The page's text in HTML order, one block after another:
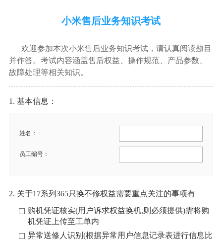
小米售后业务知识考试
欢迎参加本次小米售后业务知识考试，请认真阅读题目
并作答。考试内容涵盖售后权益、操作规范、产品参数、
故障处理等相关知识。
1. 基本信息：
姓名：
员工编号：
2. 关于17系列365只换不修权益需要重点关注的事项有
购机凭证核实(用户诉求权益换机,则必须提供)需将购
机凭证上传至工单内
异常送修人识别(根据异常用户信息记录表进行信息比